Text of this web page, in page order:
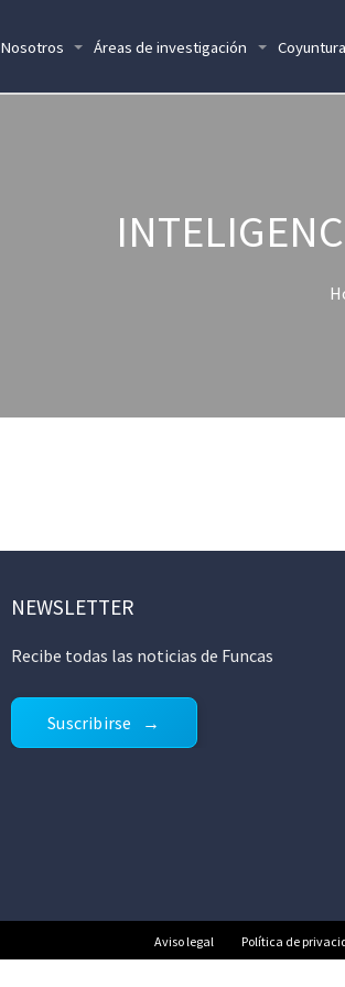
Nosotros Áreas de investigación
NEWSLETTER
Recibe todas las noticias de Funcas
Suscribirse
Aviso legal Política de